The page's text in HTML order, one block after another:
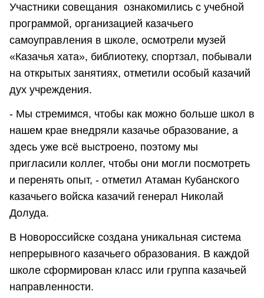
Участники совещания ознакомились с учебной
программой, организацией казачьего
самоуправления в школе, осмотрели музей
«Казачья хата», библиотеку, спортзал, побывали
на открытых занятиях, отметили особый казачий
дух учреждения.
- Мы стремимся, чтобы как можно больше школ в
нашем крае внедряли казачье образование, а
здесь уже всё выстроено, поэтому мы
пригласили коллег, чтобы они могли посмотреть
и перенять опыт, - отметил Атаман Кубанского
казачьего войска казачий генерал Николай
Долуда.
В Новороссийске создана уникальная система
непрерывного казачьего образования. В каждой
школе сформирован класс или группа казачьей
направленности.